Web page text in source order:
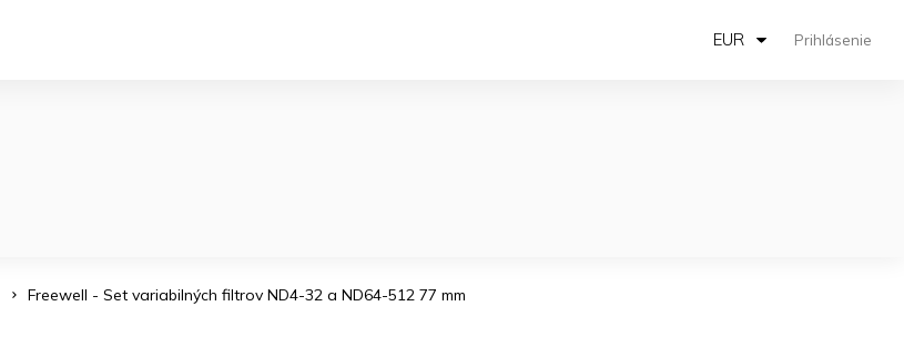
EUR Prihlásenie
Freewell - Set variabilných filtrov ND4-32 a ND64-512 77 mm